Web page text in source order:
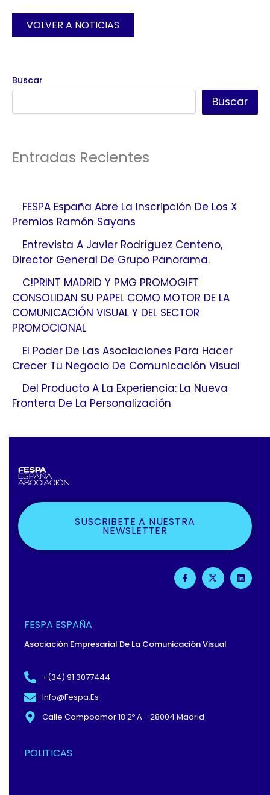
VOLVER A NOTICIAS
Buscar
Buscar
Entradas Recientes
FESPA España Abre La Inscripción De Los X
Premios Ramón Sayans
Entrevista A Javier Rodríguez Centeno,
Director General De Grupo Panorama.
C!PRINT MADRID Y PMG PROMOGIFT
CONSOLIDAN SU PAPEL COMO MOTOR DE LA
COMUNICACIÓN VISUAL Y DEL SECTOR
PROMOCIONAL
El Poder De Las Asociaciones Para Hacer
Crecer Tu Negocio De Comunicación Visual
Del Producto A La Experiencia: La Nueva
Frontera De La Personalización
SUSCRIBETE A NUESTRA
NEWSLETTER
F
A
C
F
X
-
T
L
I
N
FESPA ESPAÑA
Asociación Empresarial De La Comunicación Visual
+(34) 91 3077444
Info@fespa.es
Calle Campoamor 18 2º A - 28004 Madrid
POLITICAS